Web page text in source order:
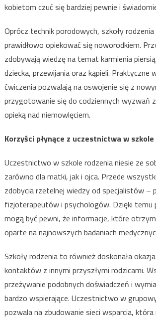
kobietom czuć się bardziej pewnie i
Oprócz technik porodowych, szkoły
prawidłowo opiekować się noworodkiem.
zdobywają wiedzę na temat karmienia
dziecka, przewijania oraz kąpieli. Praktyczne
ćwiczenia pozwalają na oswojenie się z
przygotowanie się do codziennych wyzwań
opieką nad niemowlęciem.
Korzyści płynące z uczestnictwa w
Uczestnictwo w szkole rodzenia niesie ze
zarówno dla matki, jak i ojca. Przede
zdobycia rzetelnej wiedzy od specjalistów –
fizjoterapeutów i psychologów. Dzięki temu
mogą być pewni, że informacje, które
oparte na najnowszych badaniach
Szkoły rodzenia to również doskonała
kontaktów z innymi przyszłymi rodzicami.
przeżywanie podobnych doświadczeń i
bardzo wspierające. Uczestnictwo w
pozwala na zbudowanie sieci wsparcia,